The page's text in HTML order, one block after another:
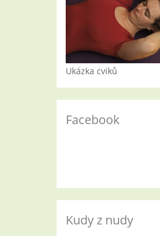
Ukázka cviků
Facebook
Kudy z nudy